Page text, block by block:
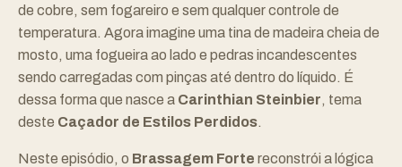
de cobre, sem fogareiro e sem qualquer controle de
temperatura. Agora imagine uma tina de madeira cheia de
mosto, uma fogueira ao lado e pedras incandescentes
sendo carregadas com pinças até dentro do líquido. É
dessa forma que nasce a Carinthian Steinbier, tema
deste Caçador de Estilos Perdidos.
Neste episódio, o Brassagem Forte reconstrói a lógica